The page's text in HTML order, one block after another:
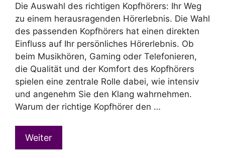
Die Auswahl des richtigen Kopfhörers: Ihr Weg
zu einem herausragenden Hörerlebnis. Die Wahl
des passenden Kopfhörers hat einen direkten
Einfluss auf Ihr persönliches Hörerlebnis. Ob
beim Musikhören, Gaming oder Telefonieren,
die Qualität und der Komfort des Kopfhörers
spielen eine zentrale Rolle dabei, wie intensiv
und angenehm Sie den Klang wahrnehmen.
Warum der richtige Kopfhörer den …
Weiter